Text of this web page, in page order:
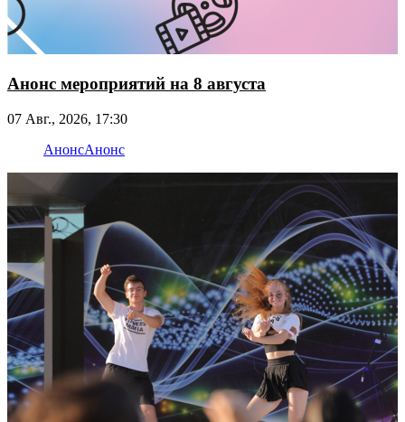
Анонс мероприятий на 8 августа
07 Авг., 2026, 17:30
АнонсАнонс